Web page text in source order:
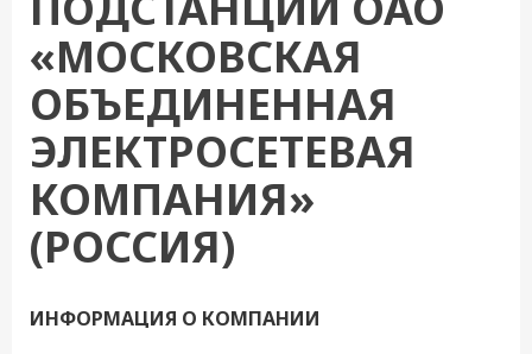
«МОСКОВСКАЯ
ОБЪЕДИНЕННАЯ
ЭЛЕКТРОСЕТЕВАЯ
КОМПАНИЯ»
(РОССИЯ)
ИНФОРМАЦИЯ О КОМПАНИИ